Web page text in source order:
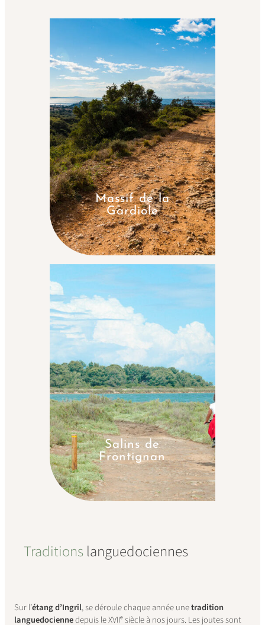
Massif de la
Gardiole
Salins de
Frontignan
Traditions languedociennes
Sur l’étang d’Ingril, se déroule chaque année unetradition
languedociennedepuis le XVIIᵉ siècle à nos jours. Les joutes sont